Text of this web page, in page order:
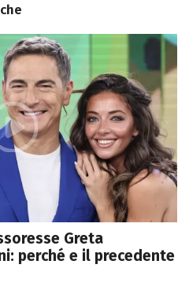
Greta
perché e il precedente